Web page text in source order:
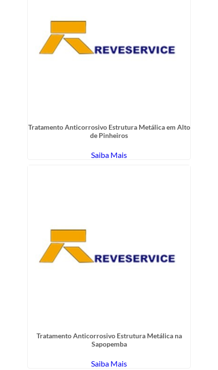
Tratamento Anticorrosivo Estrutura Metálica em Alto
de Pinheiros
Saiba Mais
Tratamento Anticorrosivo Estrutura Metálica na
Sapopemba
Saiba Mais